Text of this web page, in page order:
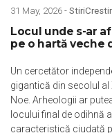
31 May, 2026 -
Locul unde s-ar
pe o hartă veche
Un cercetător
gigantică din secolul al
Noe. Arheologii ar
locului final de odihnă
caracteristică ciudată